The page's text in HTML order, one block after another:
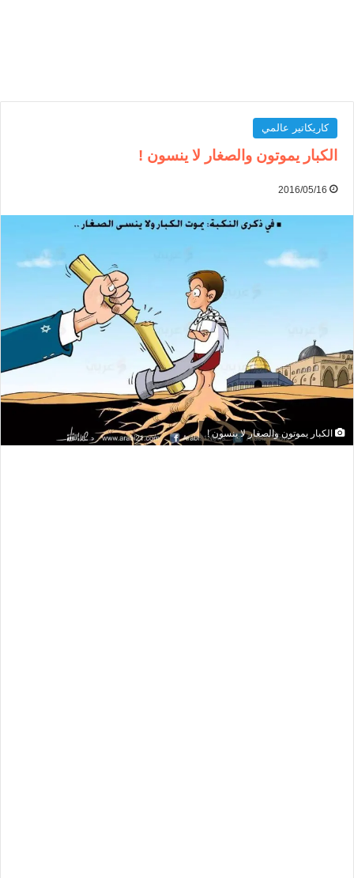
كاريكاتير عالمي
الكبار يموتون والصغار لا ينسون !
2016/05/16
الكبار يموتون والصغار لا ينسون !